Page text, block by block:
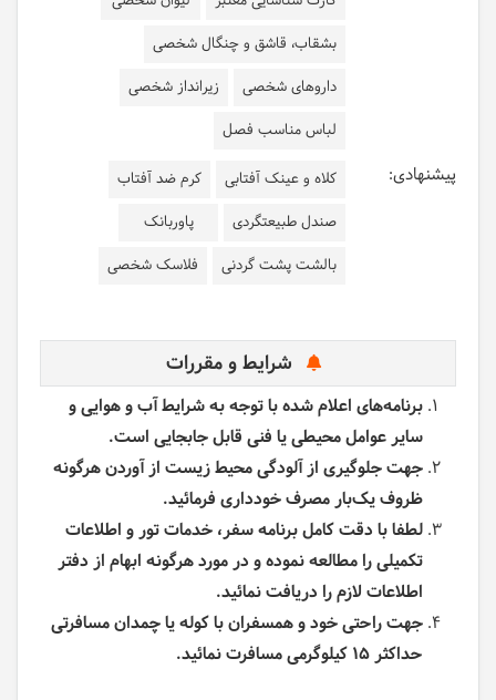
بشقاب، قاشق و چنگال شخصی
داروهای شخصی
زیرانداز شخصی
لباس مناسب فصل
پیشنهادی: کلاه و عینک آفتابی
کرم ضد آفتاب
صندل طبیعتگردی
پاوربانک
بالشت پشت گردنی
فلاسک شخصی
شرایط و مقررات
برنامه‌های اعلام شده با توجه به شرایط آب و هوایی و
سایر عوامل محیطی یا فنی قابل جابجایی است.
جهت جلوگیری از آلودگی محیط زیست از آوردن هرگونه
ظروف یک‌بار مصرف خودداری فرمائید.
لطفا با دقت کامل برنامه سفر، خدمات تور و اطلاعات
تکمیلی را مطالعه نموده و در مورد هرگونه ابهام از دفتر
اطلاعات لازم را دریافت نمائید.
جهت راحتی خود و همسفران با کوله یا چمدان مسافرتی
حداکثر 15 کیلوگرمی مسافرت نمائید.